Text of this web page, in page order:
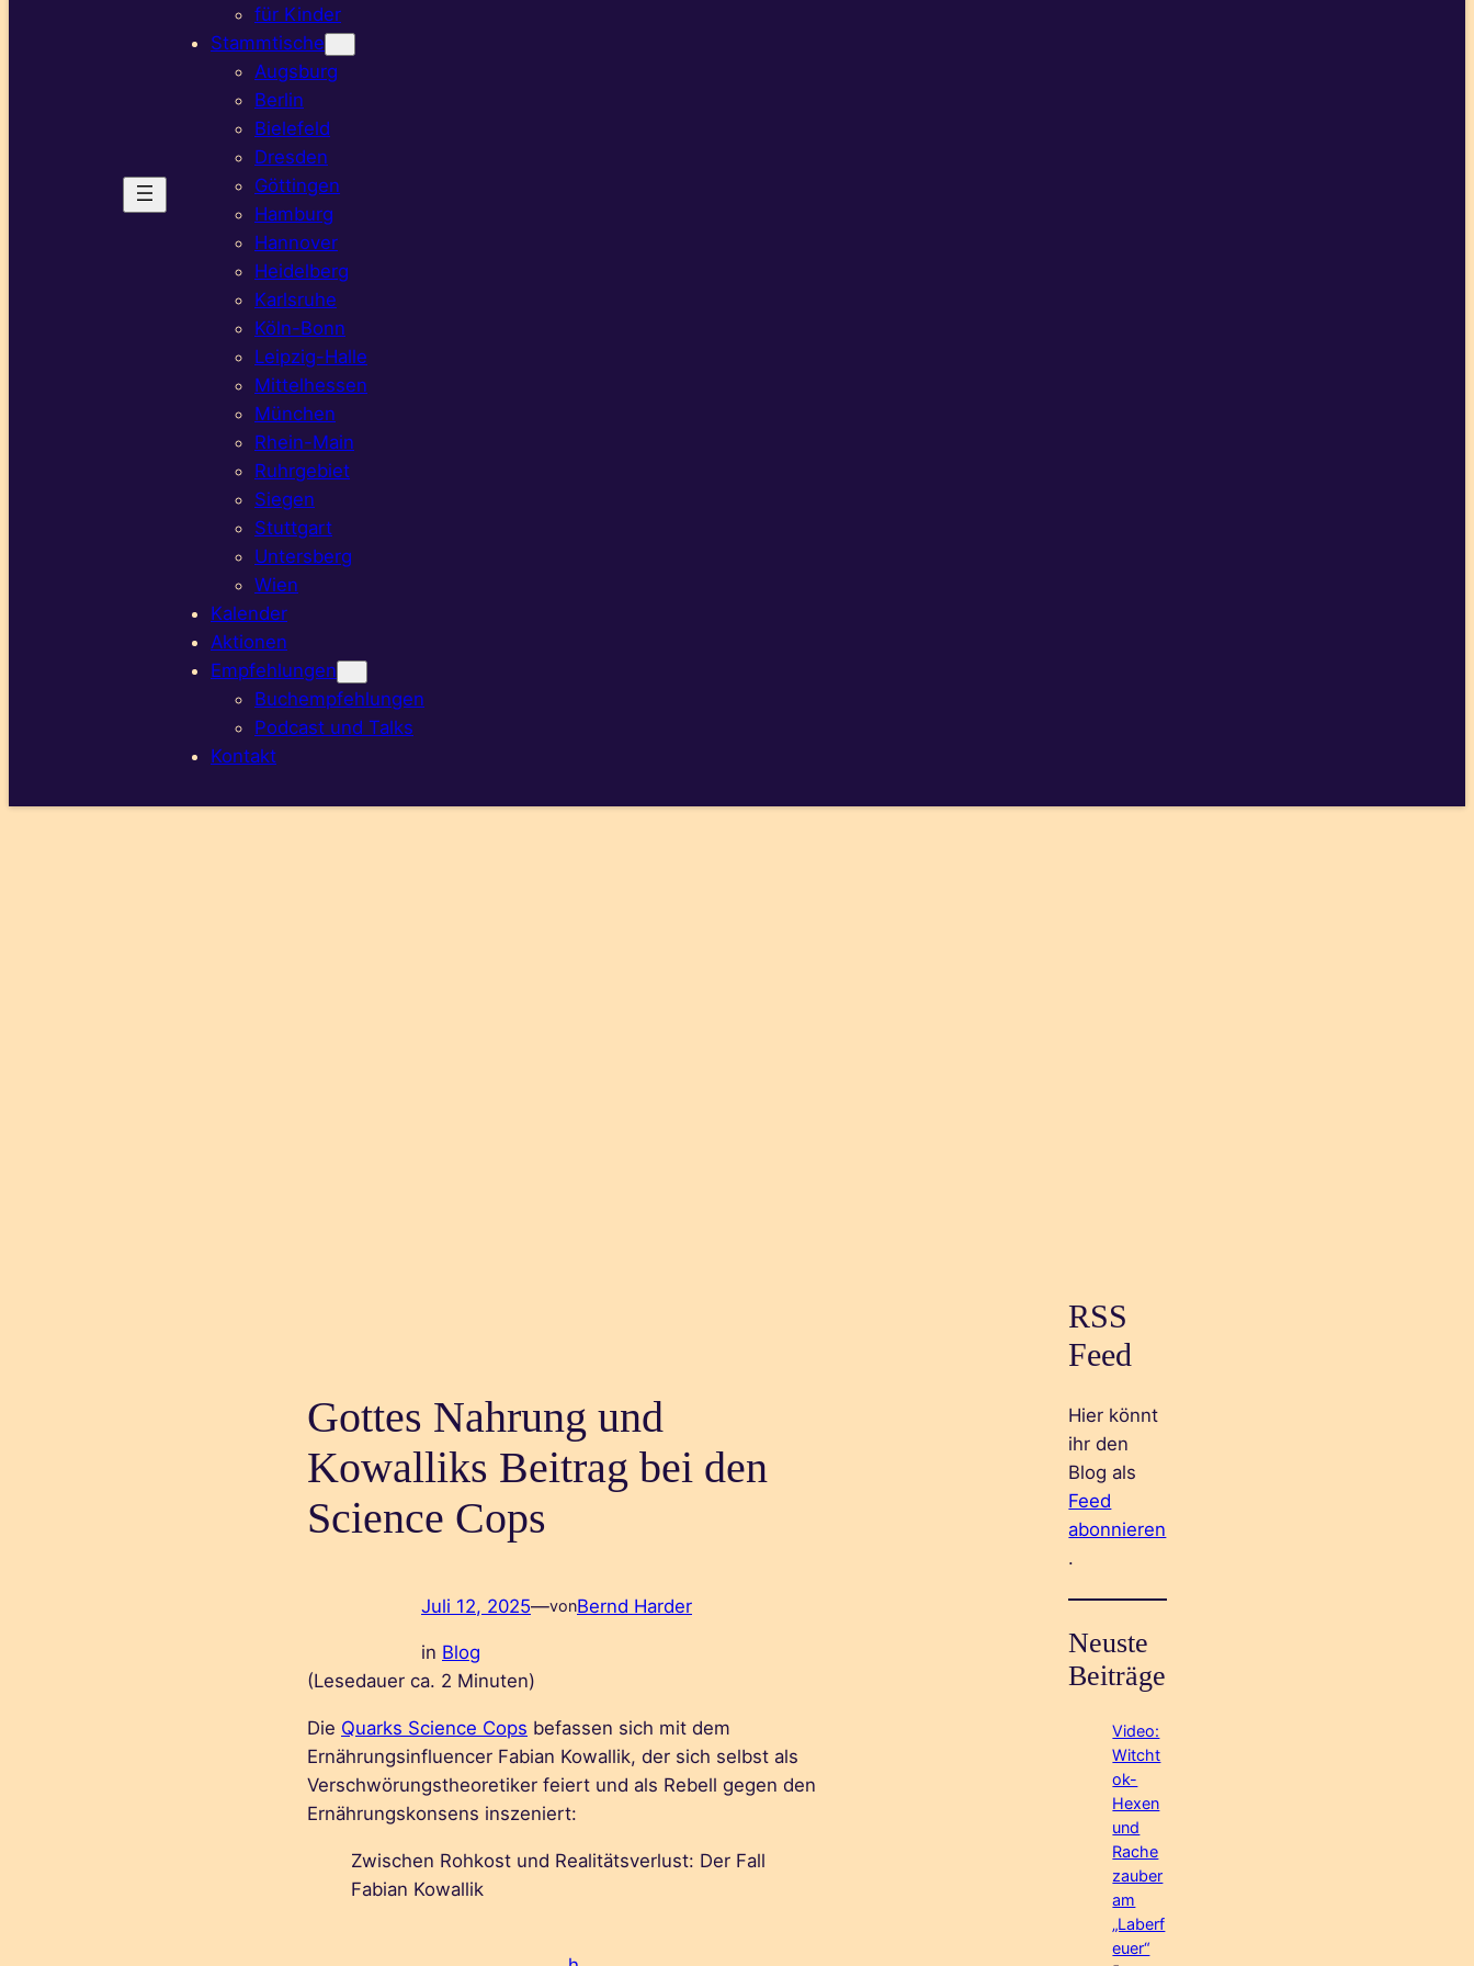
für Kinder
Stammtische
Augsburg
Berlin
Bielefeld
Dresden
Göttingen
Hamburg
Hannover
Heidelberg
Karlsruhe
Köln-Bonn
Leipzig-Halle
Mittelhessen
München
Rhein-Main
Ruhrgebiet
Siegen
Stuttgart
Untersberg
Wien
Kalender
Aktionen
Empfehlungen
Buchempfehlungen
Podcast und Talks
Kontakt
Gottes Nahrung und
Kowalliks Beitrag bei den
Science Cops
Juli 12, 2025—vonBernd Harder
in Blog
(Lesedauer ca. 2 Minuten)
Die Quarks Science Cops befassen sich mit dem
Ernährungsinfluencer Fabian Kowallik, der sich selbst als
Verschwörungstheoretiker feiert und als Rebell gegen den
Ernährungskonsens inszeniert:
Zwischen Rohkost und Realitätsverlust: Der Fall
Fabian Kowallik
RSS
Feed
Hier könnt
ihr den
Blog als
Feed
abonnieren
.
Neuste
Beiträge
Video:
Witcht
ok-
Hexen
und
Rache
zauber
am
„Laberf
euer“